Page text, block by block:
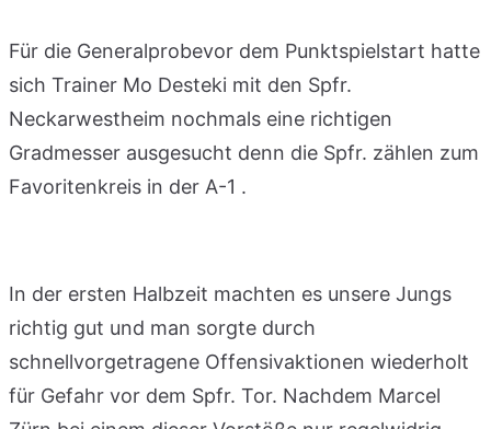
Für die Generalprobevor dem Punktspielstart hatte
sich Trainer Mo Desteki mit den Spfr.
Neckarwestheim nochmals eine richtigen
Gradmesser ausgesucht denn die Spfr. zählen zum
Favoritenkreis in der A-1 .
In der ersten Halbzeit machten es unsere Jungs
richtig gut und man sorgte durch
schnellvorgetragene Offensivaktionen wiederholt
für Gefahr vor dem Spfr. Tor. Nachdem Marcel